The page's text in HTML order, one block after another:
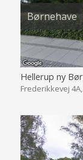
Børnehave
Hellerup ny
Frederikkevej